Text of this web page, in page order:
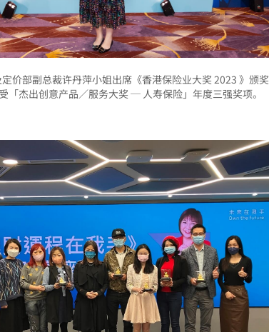
价部副总裁许丹萍小姐出席《香港保险业大奖 2023 》颁奖
「杰出创意产品／服务大奖 ─ 人寿保险」年度三强奖项。